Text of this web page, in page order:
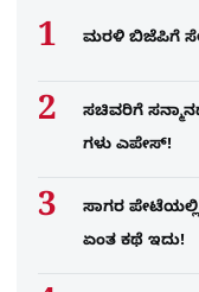
ಮರಳಿ ಬಿಜೆಪಿಗೆ
ಸಚಿವರಿಗೆ
ಗಳು ಎಪೇಸ್!
ಸಾಗರ ಪೇಟೆಯಲ್ಲಿ
ಏಂತ ಕಥೆ ಇದು!